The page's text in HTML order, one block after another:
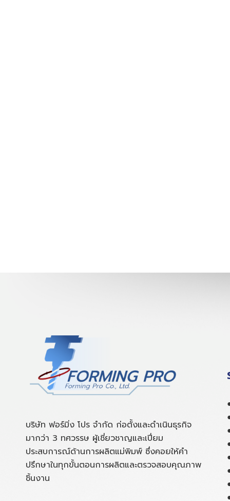
บริษัท ฟอร์มิ่ง โปร จำกัด ก่อตั้งและดำเนินธุรกิจ
มากว่า 3 ทศวรรษ ผู้เชี่ยวชาญและเปี่ยม
ประสบการณ์ด้านการผลิตแม่พิมพ์ ซึ่งคอยให้คำ
ปรึกษาในทุกขั้นตอนการผลิตและตรวจสอบคุณภาพ
ชิ้นงาน